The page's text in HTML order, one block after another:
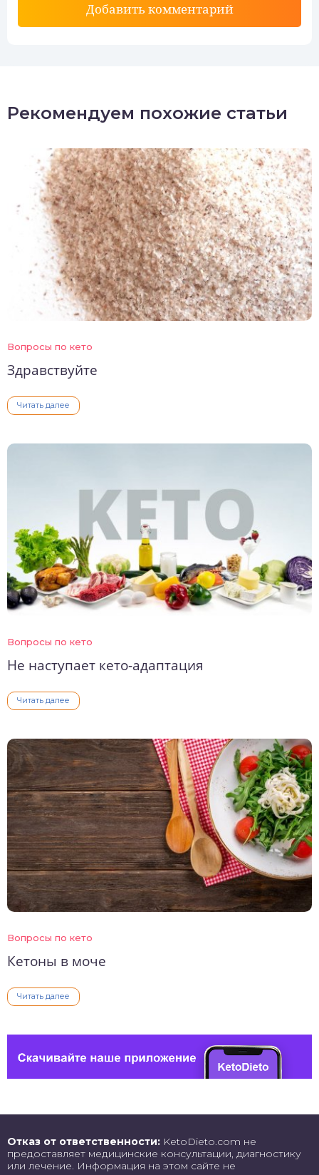
Добавить комментарий
Рекомендуем похожие статьи
Вопросы по кето
Здравствуйте
Читать далее
Вопросы по кето
Не наступает кето-адаптация
Читать далее
Вопросы по кето
Кетоны в моче
Читать далее
Отказ от ответственности: KetoDieto.com не
предоставляет медицинские консультации, диагностику
или лечение. Информация на этом сайте не